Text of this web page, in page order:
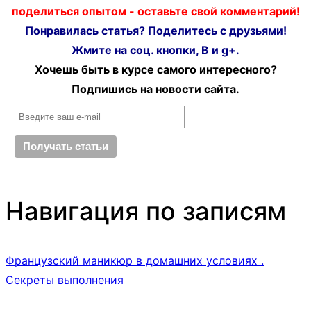
поделиться опытом - оставьте свой комментарий!
Понравилась статья? Поделитесь с друзьями!
Жмите на соц. кнопки, В и g+.
Хочешь быть в курсе самого интересного?
Подпишись на новости сайта.
Навигация по записям
Французский маникюр в домашних условиях .
Секреты выполнения